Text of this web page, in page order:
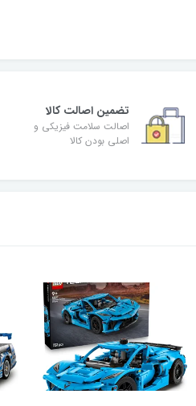
تضمین اصالت کالا
اصالت سلامت فیزیکی و
اصلی بودن کالا